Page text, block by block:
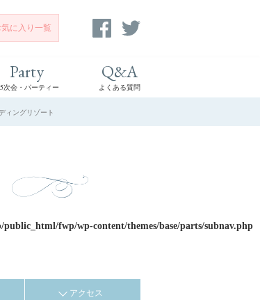
気に入り 一覧
Party
次会・パーティー
Q&A
よくある質問
ィングリゾート
fwp/wp-content/themes/base/parts/subnav.php
アクセス